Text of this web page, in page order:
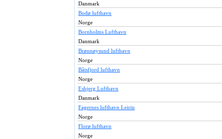
Danmark
Bodø lufthavn
Norge
Bornholms Lufthavn
Danmark
Brønnøysund lufthavn
Norge
Båtsfjord lufthavn
Norge
Esbjerg Lufthavn
Danmark
Fagernes lufthavn Leirin
Norge
Florø lufthavn
Norge